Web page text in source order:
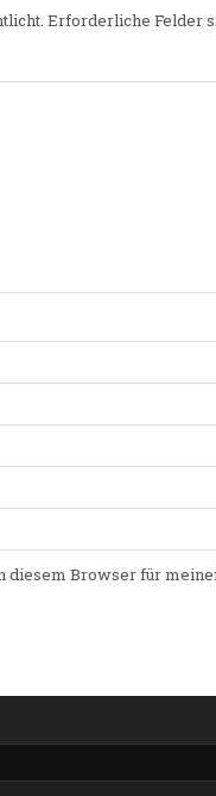
Erforderliche Felder
diesem Browser für